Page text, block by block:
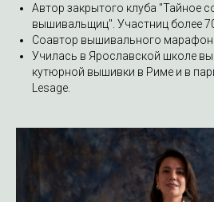
Автор закрытого клуба "Тайное
вышивальщиц". Участниц более
Соавтор вышивального
Училась в Ярославской школе
кутюрной вышивки в Риме и в
Lesage.